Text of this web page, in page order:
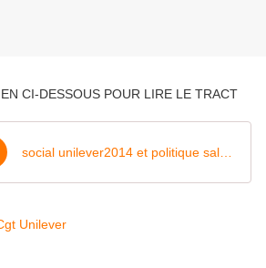
CI-DESSOUS POUR LIRE LE TRACT
Unilever